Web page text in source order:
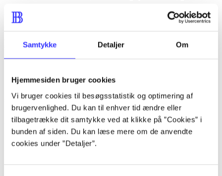
Samtykke Detaljer Om
Hjemmesiden bruger cookies
Vi bruger cookies til besøgsstatistik og optimering af
brugervenlighed. Du kan til enhver tid ændre eller
tilbagetrække dit samtykke ved at klikke på ”Cookies” i
bunden af siden. Du kan læse mere om de anvendte
cookies under ”Detaljer”.
Alle værker
Søg på navn
Emneord
krimi
spændende bøger
bedrageri
hukommelsestab
besættelse
kærlighed
manipulation